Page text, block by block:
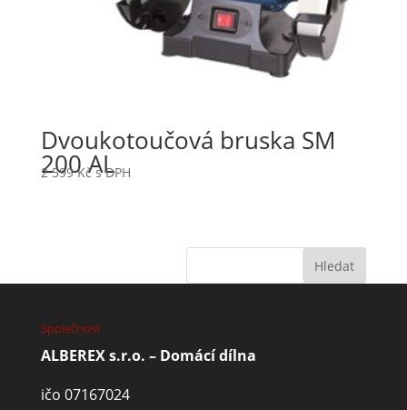
Dvoukotoučová bruska SM
200 AL
2 599Kč s DPH
Společnost
ALBEREX s.r.o. – Domácí dílna
ičo 07167024